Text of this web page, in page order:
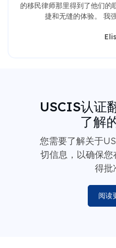
的移民律师那里得到了他们的
捷和无缝的体验。 我
USCIS认证
了解
您需要了解关于
切信息，以确保
得批
阅读